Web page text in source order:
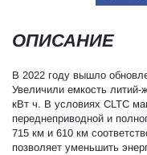
ОПИСАНИЕ
В 2022 году вышло
Увеличили емкость
кВт ч. В условиях CLTC
переднеприводной и
715 км и 610 км
позволяет уменьшить